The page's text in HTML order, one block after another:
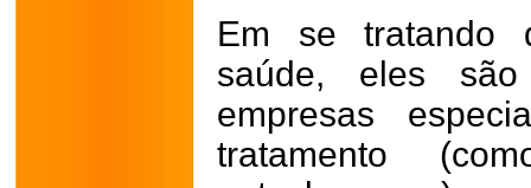
Em se tratando
saúde, eles
empresas
tratamento